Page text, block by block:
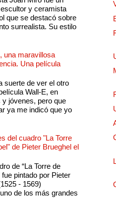
escultor y ceramista
que se destacó sobre
surrealista. Su estilo
una maravillosa
Una película
suerte de ver el otro
Wall-E, en
y jóvenes, pero que
ya me indicó que yo
del cuadro "La Torre
de Pieter Brueghel el
de “La Torre de
fue pintado por Pieter
- 1569)
de los más grandes